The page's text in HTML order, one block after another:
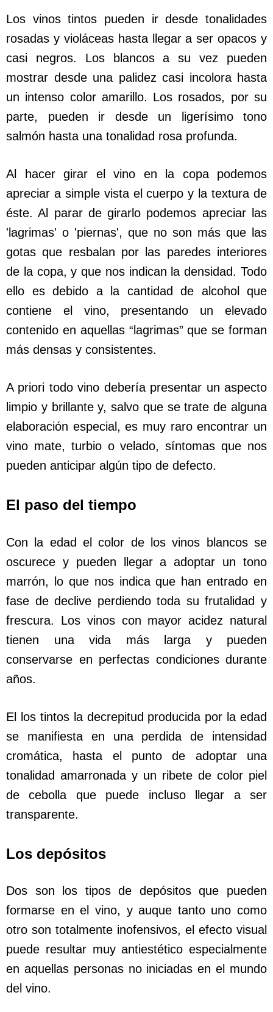
Los vinos tintos pueden ir desde tonalidades
rosadas y violáceas hasta llegar a ser opacos y
casi negros. Los blancos a su vez pueden
mostrar desde una palidez casi incolora hasta
un intenso color amarillo. Los rosados, por su
parte, pueden ir desde un ligerísimo tono
salmón hasta una tonalidad rosa profunda.
Al hacer girar el vino en la copa podemos
apreciar a simple vista el cuerpo y la textura de
éste. Al parar de girarlo podemos apreciar las
'lagrimas' o 'piernas', que no son más que las
gotas que resbalan por las paredes interiores
de la copa, y que nos indican la densidad. Todo
ello es debido a la cantidad de alcohol que
contiene el vino, presentando un elevado
contenido en aquellas “lagrimas” que se forman
más densas y consistentes.
A priori todo vino debería presentar un aspecto
limpio y brillante y, salvo que se trate de alguna
elaboración especial, es muy raro encontrar un
vino mate, turbio o velado, síntomas que nos
pueden anticipar algún tipo de defecto.
El paso del tiempo
Con la edad el color de los vinos blancos se
oscurece y pueden llegar a adoptar un tono
marrón, lo que nos indica que han entrado en
fase de declive perdiendo toda su frutalidad y
frescura. Los vinos con mayor acidez natural
tienen una vida más larga y pueden
conservarse en perfectas condiciones durante
años.
El los tintos la decrepitud producida por la edad
se manifiesta en una perdida de intensidad
cromática, hasta el punto de adoptar una
tonalidad amarronada y un ribete de color piel
de cebolla que puede incluso llegar a ser
transparente.
Los depósitos
Dos son los tipos de depósitos que pueden
formarse en el vino, y auque tanto uno como
otro son totalmente inofensivos, el efecto visual
puede resultar muy antiestético especialmente
en aquellas personas no iniciadas en el mundo
del vino.